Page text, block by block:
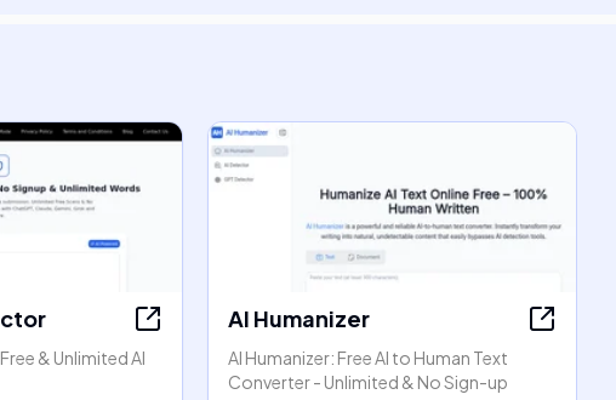
& Unlimited AI
AI Humanizer
AI Humanizer: Free AI to Human Text
Converter - Unlimited & No Sign-up